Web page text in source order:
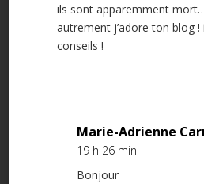
ils sont apparemment
autrement j’adore ton blog
conseils !
Marie-Adrienne
19 h 26 min
Bonjour